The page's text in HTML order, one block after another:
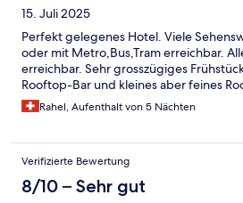
15. Juli 2025
Perfekt gelegenes Hotel. Viele
oder mit Metro,Bus,Tram erreichbar.
erreichbar. Sehr grosszügiges
Rooftop-Bar und kleines aber feines
Rahel, Aufenthalt von 5 Nächten
Verifizierte Bewertung
8/10 – Sehr gut